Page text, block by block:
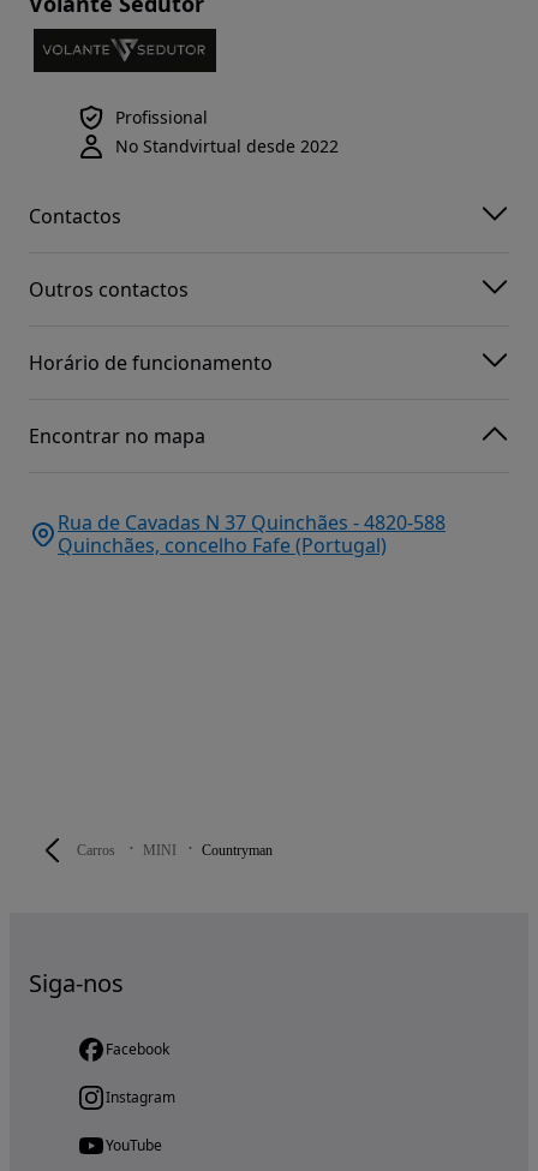
Carros MINI Countryman
Profissional
No Standvirtual desde 2022
Contactos
Outros contactos
Horário de funcionamento
Encontrar no mapa
Rua de Cavadas N 37 Quinchães - 4820-588
Quinchães, concelho Fafe (Portugal)
Siga-nos
Facebook
Instagram
YouTube